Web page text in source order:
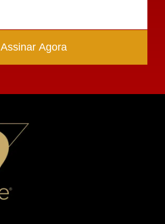
Assinar Agora